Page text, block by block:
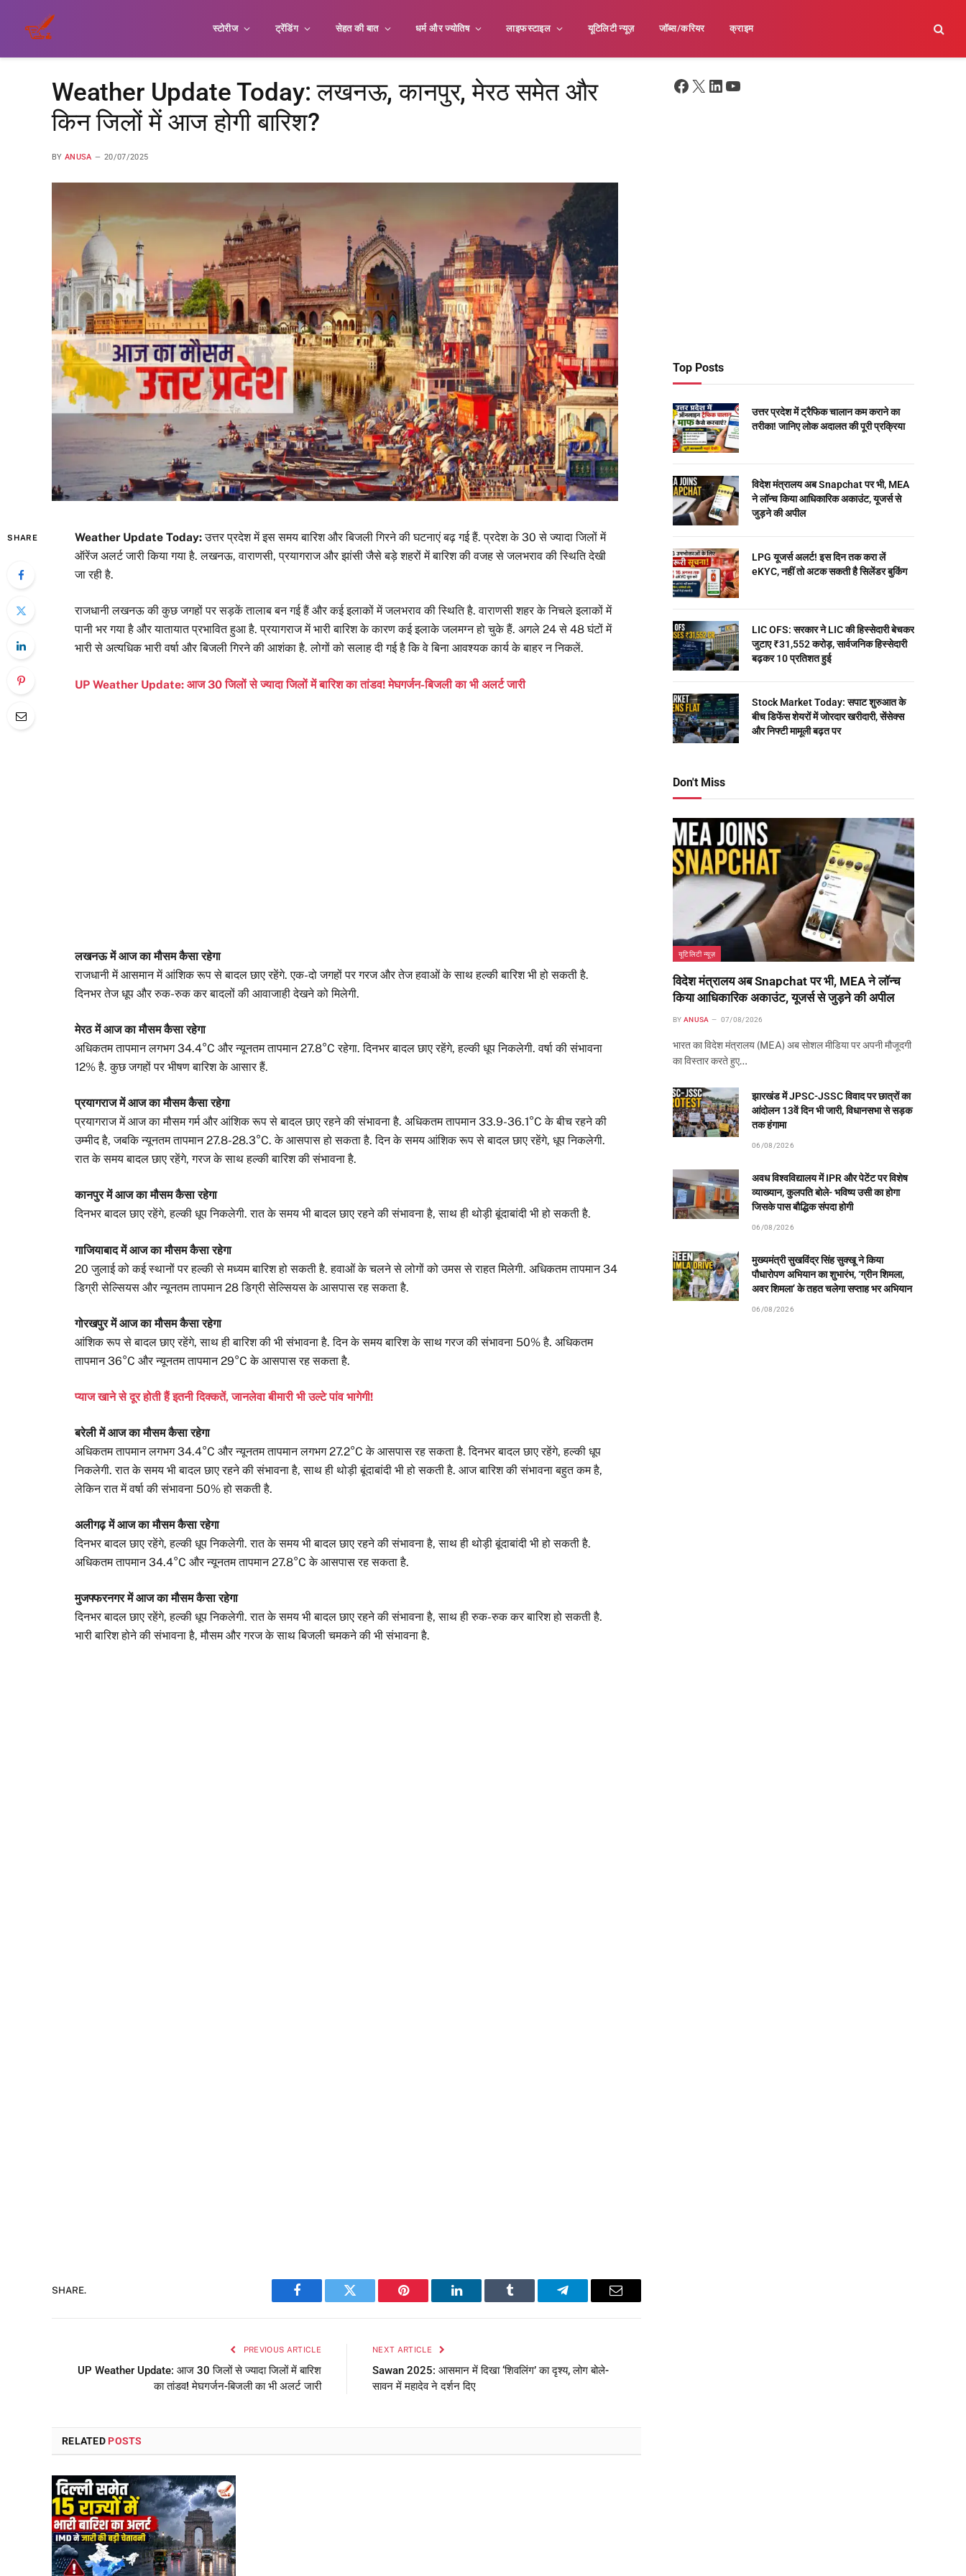
स्टोरीज ट्रेंडिंग सेहत की बात धर्म और ज्योतिष लाइफस्टाइल यूटिलिटी न्यूज़ जॉब्स/करियर क्राइम
Weather Update Today: लखनऊ, कानपुर, मेरठ समेत और
किन जिलों में आज होगी बारिश?
BY ANUSA 20/07/2025
SHARE Weather Update Today:उत्तर प्रदेश में इस समय बारिश और बिजली गिरने की घटनाएं बढ़ गई हैं. प्रदेश के 30 से ज्यादा जिलों में
ऑरेंज अलर्ट जारी किया गया है. लखनऊ, वाराणसी, प्रयागराज और झांसी जैसे बड़े शहरों में बारिश की वजह से जलभराव की स्थिति देखी
जा रही है.
राजधानी लखनऊ की कुछ जगहों पर सड़कें तालाब बन गई हैं और कई इलाकों में जलभराव की स्थिति है. वाराणसी शहर के निचले इलाकों में
पानी भर गया है और यातायात प्रभावित हुआ है. प्रयागराज में भारी बारिश के कारण कई इलाके जलमग्न हो चुके हैं. अगले 24 से 48 घंटों में
भारी से अत्यधिक भारी वर्षा और बिजली गिरने की आशंका है. लोगों को सलाह दी गई है कि वे बिना आवश्यक कार्य के बाहर न निकलें.
UP Weather Update: आज 30 जिलों से ज्यादा जिलों में बारिश का तांडव! मेघगर्जन-बिजली का भी अलर्ट जारी
लखनऊ में आज का मौसम कैसा रहेगा
राजधानी में आसमान में आंशिक रूप से बादल छाए रहेंगे. एक-दो जगहों पर गरज और तेज हवाओं के साथ हल्की बारिश भी हो सकती है.
दिनभर तेज धूप और रुक-रुक कर बादलों की आवाजाही देखने को मिलेगी.
मेरठ में आज का मौसम कैसा रहेगा
अधिकतम तापमान लगभग 34.4°C और न्यूनतम तापमान 27.8°C रहेगा. दिनभर बादल छाए रहेंगे, हल्की धूप निकलेगी. वर्षा की संभावना
12% है. कुछ जगहों पर भीषण बारिश के आसार हैं.
प्रयागराज में आज का मौसम कैसा रहेगा
प्रयागराज में आज का मौसम गर्म और आंशिक रूप से बादल छाए रहने की संभावना है. अधिकतम तापमान 33.9-36.1°C के बीच रहने की
उम्मीद है, जबकि न्यूनतम तापमान 27.8-28.3°C. के आसपास हो सकता है. दिन के समय आंशिक रूप से बादल छाए रहेंगे, धूप निकलेगी.
रात के समय बादल छाए रहेंगे, गरज के साथ हल्की बारिश की संभावना है.
कानपुर में आज का मौसम कैसा रहेगा
दिनभर बादल छाए रहेंगे, हल्की धूप निकलेगी. रात के समय भी बादल छाए रहने की संभावना है, साथ ही थोड़ी बूंदाबांदी भी हो सकती है.
गाजियाबाद में आज का मौसम कैसा रहेगा
20 जुलाई को कई स्थानों पर हल्की से मध्यम बारिश हो सकती है. हवाओं के चलने से लोगों को उमस से राहत मिलेगी. अधिकतम तापमान 34
डिग्री सेल्सियस और न्यूनतम तापमान 28 डिग्री सेल्सियस के आसपास रह सकता है.
गोरखपुर में आज का मौसम कैसा रहेगा
आंशिक रूप से बादल छाए रहेंगे, साथ ही बारिश की भी संभावना है. दिन के समय बारिश के साथ गरज की संभावना 50% है. अधिकतम
तापमान 36°C और न्यूनतम तापमान 29°C के आसपास रह सकता है.
प्याज खाने से दूर होती हैं इतनी दिक्कतें, जानलेवा बीमारी भी उल्टे पांव भागेगी!
बरेली में आज का मौसम कैसा रहेगा
अधिकतम तापमान लगभग 34.4°C और न्यूनतम तापमान लगभग 27.2°C के आसपास रह सकता है. दिनभर बादल छाए रहेंगे, हल्की धूप
निकलेगी. रात के समय भी बादल छाए रहने की संभावना है, साथ ही थोड़ी बूंदाबांदी भी हो सकती है. आज बारिश की संभावना बहुत कम है,
लेकिन रात में वर्षा की संभावना 50% हो सकती है.
अलीगढ़ में आज का मौसम कैसा रहेगा
दिनभर बादल छाए रहेंगे, हल्की धूप निकलेगी. रात के समय भी बादल छाए रहने की संभावना है, साथ ही थोड़ी बूंदाबांदी भी हो सकती है.
अधिकतम तापमान 34.4°C और न्यूनतम तापमान 27.8°C के आसपास रह सकता है.
मुजफ्फरनगर में आज का मौसम कैसा रहेगा
दिनभर बादल छाए रहेंगे, हल्की धूप निकलेगी. रात के समय भी बादल छाए रहने की संभावना है, साथ ही रुक-रुक कर बारिश हो सकती है.
भारी बारिश होने की संभावना है, मौसम और गरज के साथ बिजली चमकने की भी संभावना है.
SHARE.
Facebook Twitter Pinterest LinkedIn Tumblr Telegram Email
PREVIOUS ARTICLE
UP Weather Update: आज 30 जिलों से ज्यादा जिलों में बारिश
का तांडव! मेघगर्जन-बिजली का भी अलर्ट जारी
NEXT ARTICLE
Sawan 2025: आसमान में दिखा ‘शिवलिंग’ का दृश्य, लोग बोले-
सावन में महादेव ने दर्शन दिए
RELATED POSTS
Facebook
X LinkedIn
YouTube
Top Posts
उत्तर प्रदेश में ट्रैफिक चालान कम कराने का
तरीका! जानिए लोक अदालत की पूरी प्रक्रिया
विदेश मंत्रालय अब Snapchat पर भी, MEA
ने लॉन्च किया आधिकारिक अकाउंट, यूजर्स से
जुड़ने की अपील
LPG यूजर्स अलर्ट! इस दिन तक करा लें
eKYC, नहीं तो अटक सकती है सिलेंडर बुकिंग
LIC OFS: सरकार ने LIC की हिस्सेदारी बेचकर
जुटाए ₹31,552 करोड़, सार्वजनिक हिस्सेदारी
बढ़कर 10 प्रतिशत हुई
Stock Market Today: सपाट शुरुआत के
बीच डिफेंस शेयरों में जोरदार खरीदारी, सेंसेक्स
और निफ्टी मामूली बढ़त पर
Don't Miss
यूटिलिटी न्यूज़
विदेश मंत्रालय अब Snapchat पर भी, MEA ने लॉन्च
किया आधिकारिक अकाउंट, यूजर्स से जुड़ने की अपील
BY ANUSA 07/08/2026
भारत का विदेश मंत्रालय (MEA) अब सोशल मीडिया पर अपनी मौजूदगी
का विस्तार करते हुए…
झारखंड में JPSC-JSSC विवाद पर छात्रों का
आंदोलन 13वें दिन भी जारी, विधानसभा से सड़क
तक हंगामा
06/08/2026
अवध विश्वविद्यालय में IPR और पेटेंट पर विशेष
व्याख्यान, कुलपति बोले- भविष्य उसी का होगा
जिसके पास बौद्धिक संपदा होगी
06/08/2026
मुख्यमंत्री सुखविंद्र सिंह सुक्खू ने किया
पौधारोपण अभियान का शुभारंभ, ‘ग्रीन शिमला,
अवर शिमला’ के तहत चलेगा सप्ताह भर अभियान
06/08/2026